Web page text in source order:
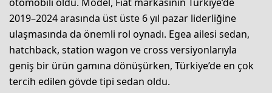
otomobili oldu. Model, Fiat markasının Türkiye’de
2019–2024 arasında üst üste 6 yıl pazar liderliğine
ulaşmasında da önemli rol oynadı. Egea ailesi sedan,
hatchback, station wagon ve cross versiyonlarıyla
geniş bir ürün gamına dönüşürken, Türkiye’de en çok
tercih edilen gövde tipi sedan oldu.